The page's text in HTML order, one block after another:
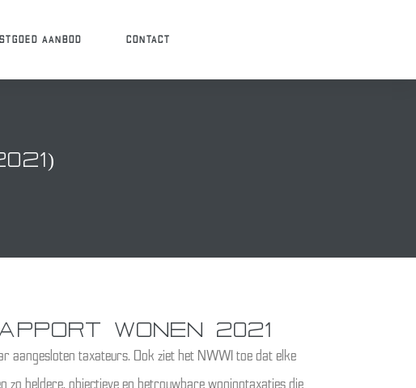
AANBOD CONTACT
WONEN 2021
taxateurs. Ook ziet het NWWI toe dat elke
heldere, objectieve en betrouwbare woningtaxaties die